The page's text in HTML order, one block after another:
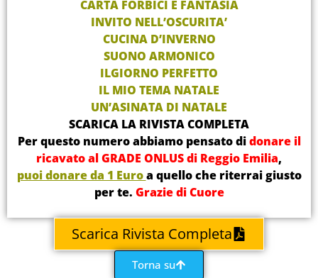
CARTA FORBICI E FANTASIA
INVITO NELL’OSCURITA’
CUCINA D’INVERNO
SUONO ARMONICO
ILGIORNO PERFETTO
IL MIO TEMA NATALE
UN’ASINATA DI NATALE
SCARICA LA RIVISTA COMPLETA
Per questo numero abbiamo pensato didonare il
ricavato al GRADE ONLUS di Reggio Emilia,
puoi donare da 1 Euroa quello che riterrai giusto
per te. Grazie di Cuore
Scarica Rivista Completa
Torna su